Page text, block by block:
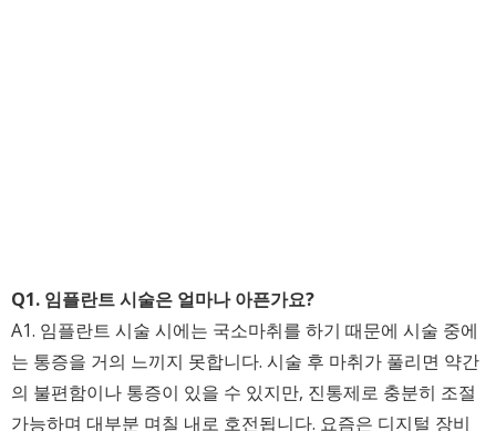
Q1. 임플란트 시술은 얼마나 아픈가요?
A1. 임플란트 시술 시에는 국소마취를 하기 때문에 시술 중에
는 통증을 거의 느끼지 못합니다. 시술 후 마취가 풀리면 약간
의 불편함이나 통증이 있을 수 있지만, 진통제로 충분히 조절
가능하며 대부분 며칠 내로 호전됩니다. 요즘은 디지털 장비